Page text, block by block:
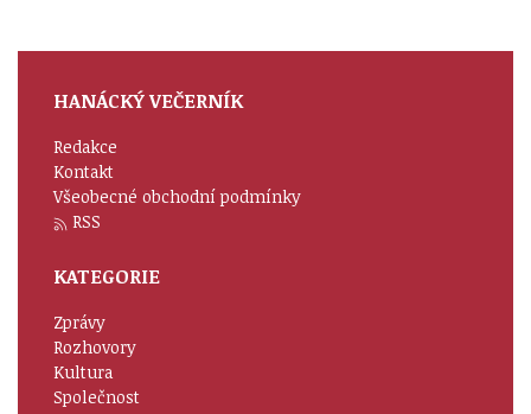
HANÁCKÝ VEČERNÍK
Redakce
Kontakt
Všeobecné obchodní podmínky
RSS
KATEGORIE
Zprávy
Rozhovory
Kultura
Společnost